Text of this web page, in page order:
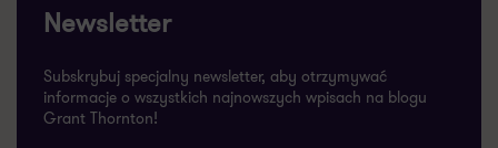
Newsletter
Subskrybuj specjalny newsletter, aby otrzymywać
informacje o wszystkich najnowszych wpisach na blogu
Grant Thornton!